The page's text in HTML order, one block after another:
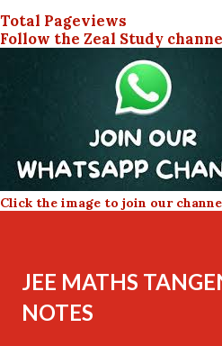
Total Pageviews
Follow the Zeal Study
Click the image to join our
JEE MATHS
NOTES